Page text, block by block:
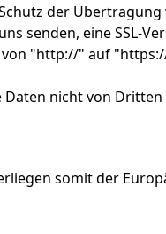
der
senden, eine SSL-
"http://" auf
nicht von
somit der